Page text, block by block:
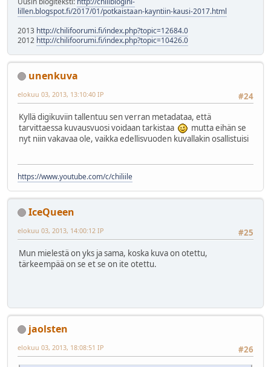
lillen.blogspot.fi/2017/01/potkaistaan-kayntiin-kausi-2017.html
2013 http://chilifoorumi.fi/index.php?topic=12684.0
2012 http://chilifoorumi.fi/index.php?topic=10426.0
unenkuva
#24
elokuu 03, 2013, 13:10:40 IP
Kyllä digikuviin tallentuu sen verran metadataa, että
tarvittaessa kuvausvuosi voidaan tarkistaa
mutta eihän se
nyt niin vakavaa ole, vaikka edellisvuoden kuvallakin osallistuisi
https://www.youtube.com/c/chiliile
IceQueen
#25
elokuu 03, 2013, 14:00:12 IP
Mun mielestä on yks ja sama, koska kuva on otettu,
tärkeempää on se et se on ite otettu.
jaolsten
#26
elokuu 03, 2013, 18:08:51 IP